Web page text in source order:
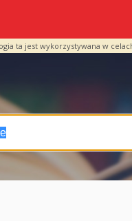
ta jest wykorzystywana w